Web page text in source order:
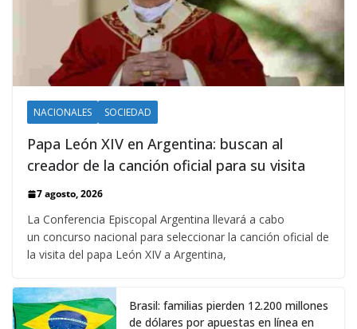
NACIONALES SOCIEDAD
Papa León XIV en Argentina: buscan al
creador de la canción oficial para su visita
7 agosto, 2026
La Conferencia Episcopal Argentina llevará a cabo
un concurso nacional para seleccionar la canción oficial de
la visita del papa León XIV a Argentina,
Brasil: familias pierden 12.200 millones
de dólares por apuestas en línea en